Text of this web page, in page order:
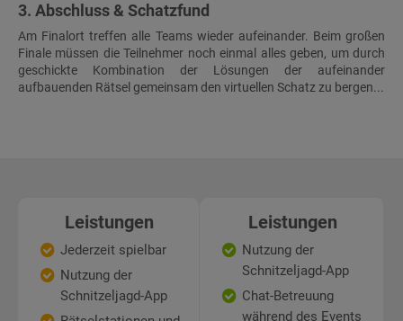
3. Abschluss & Schatzfund
Am Finalort treffen alle Teams wieder aufeinander. Beim großen
Finale müssen die Teilnehmer noch einmal alles geben, um durch
geschickte Kombination der Lösungen der aufeinander
aufbauenden Rätsel gemeinsam den virtuellen Schatz zu bergen...
Leistungen
Jederzeit spielbar
Nutzung der
Schnitzeljagd-App
Leistungen
Nutzung der
Schnitzeljagd-App
Chat-Betreuung
während des Events